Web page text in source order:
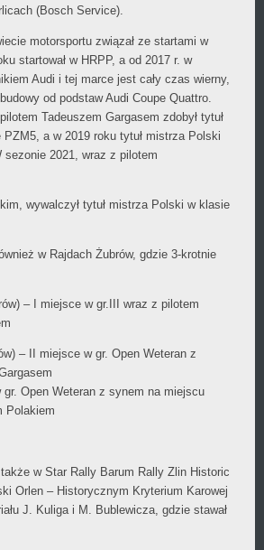
(Bosch Service).
motorsportu związał ze startami w
startował w HRPP, a od 2017 r. w
Audi i tej marce jest cały czas wierny,
od podstaw Audi Coupe Quattro.
Tadeuszem Gargasem zdobył tytuł
a w 2019 roku tytuł mistrza Polski
2021, wraz z pilotem
wywalczył tytuł mistrza Polski w klasie
w Rajdach Żubrów, gdzie 3-krotnie
– I miejsce w gr.III wraz z pilotem
– II miejsce w gr. Open Weteran z
Open Weteran z synem na miejscu
Polakiem
także w Star Rally Barum Rally Zlin Historic
Orlen – Historycznym Kryterium Karowej
J. Kuliga i M. Bublewicza, gdzie stawał